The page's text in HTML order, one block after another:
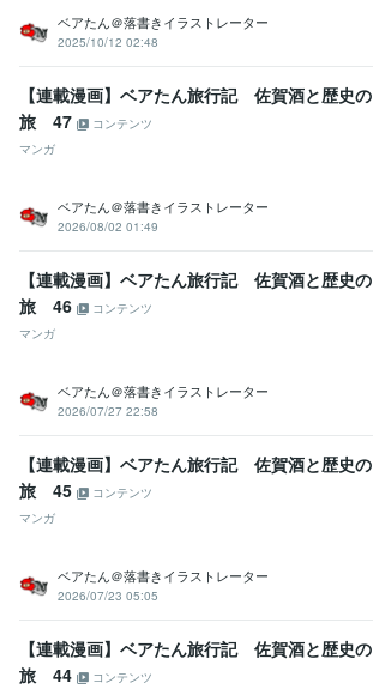
ベアたん＠落書きイラストレーター
2025/10/12 02:48
【連載漫画】ベアたん旅行記 佐賀酒と歴史の
旅 47
コンテンツ
マンガ
ベアたん＠落書きイラストレーター
2026/08/02 01:49
【連載漫画】ベアたん旅行記 佐賀酒と歴史の
旅 46
コンテンツ
マンガ
ベアたん＠落書きイラストレーター
2026/07/27 22:58
【連載漫画】ベアたん旅行記 佐賀酒と歴史の
旅 45
コンテンツ
マンガ
ベアたん＠落書きイラストレーター
2026/07/23 05:05
【連載漫画】ベアたん旅行記 佐賀酒と歴史の
旅 44
コンテンツ